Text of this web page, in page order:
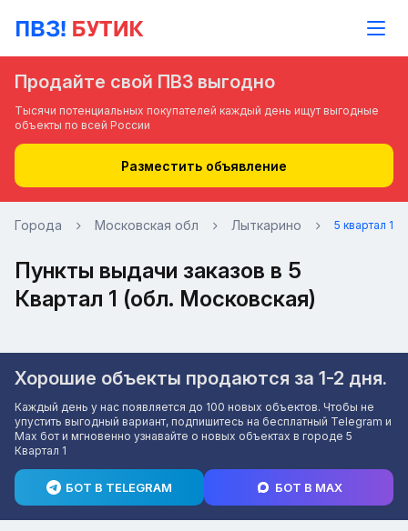
Продайте свой ПВЗ выгодно
Тысячи потенциальных покупателей каждый день ищут выгодные
объекты по всей России
Разместить объявление
Города Московская обл Лыткарино 5 квартал 1
Пункты выдачи заказов в 5
Квартал 1 (обл. Московская)
Хорошие объекты продаются за 1-2 дня.
Каждый день у нас появляется до 100 новых объектов. Чтобы не
упустить выгодный вариант, подпишитесь на бесплатный Telegram и
Max бот и мгновенно узнавайте о новых объектах в городе 5
Квартал 1
БОТ В TELEGRAM БОТ В MAX